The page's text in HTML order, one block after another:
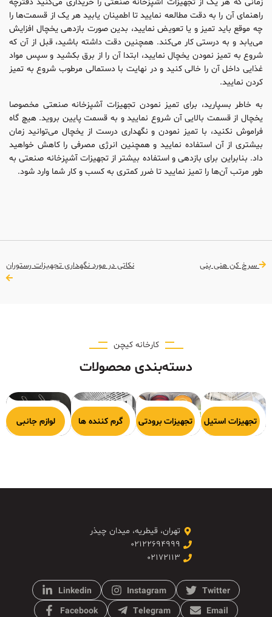
راهنمای آن را به دقت مطالعه نمایید تا اطمینان یابید هر یک از قسمت‌ها را
چه موقع باید تمیز و یا تعویض نمایید، بدین صورت بازدهی یخچال افزایش
می‌یابد و به درستی کار می‌کند. همچنین دقت داشته باشید، قبل از آن که
شروع به تمیز نمودن یخچال نمایید، ابتدا آن را از برق بکشید و سپس مواد
غذایی داخل آن را خالی کنید و در نهایت با دستمالی مرطوب شروع به تمیز
کردن نمایید.
به خاطر بسپارید، برای تمیز نمودن تجهیزات آشپزخانه صنعتی مخصوصا
یخچال از قسمت بالایی آن شروع نمایید و به قسمت پایین بروید. هیچ گاه
فراموش نکنید، با تمیز نمودن و نگهداری درست از یخچال می‌توانید زمان
بیشتری از آن استفاده نمایید و همچنین انرژی مصرفی را کاهش خواهید
داد. بنابراین برای بازدهی و استفاده بیشتر از تجهیزات آشپزخانه صنعتی به
طور مرتب آن‌ها را تمیز نمایید تا ضرر کمتری به کسب و کار شما وارد شود.
سرخ کن هنی پنی نکاتی در مورد نگهداری تجهیزات رستوران
کارخانه کیچن
دسته‌بندی محصولات
پخت
تجهیزات استیل
تجهیزات برودتی گرم کننده ها لوازم جانبی
تهران، قیطریه، میدان چیذر
۰۲۱۲۲۶۹۴۹۹۹
۰۲۱۷۲۱۱۳
Linkedin Instagram
Twitter
Facebook
Telegram Email